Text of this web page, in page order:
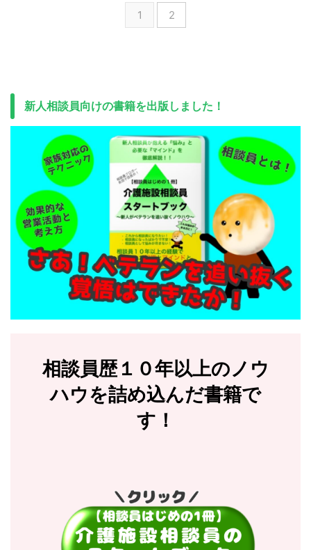
1 2
新人相談員向けの書籍を出版しました！
相談員歴１０年以上のノウ
ハウを詰め込んだ書籍で
す！